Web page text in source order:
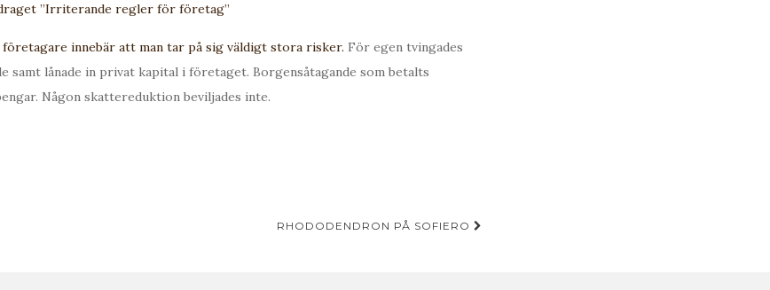
”Irriterande regler för företag”
företagare innebär att man tar på sig väldigt stora risker. För egen tvingades
samt lånade in privat kapital i företaget. Borgensåtagande som betalts
Någon skattereduktion beviljades inte.
RHODODENDRON PÅ SOFIERO